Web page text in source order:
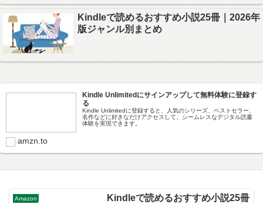
Kindleで読めるおすすめ小説25冊｜2026年
版ジャンル別まとめ
Kindle Unlimitedにサインアップして無料体験に登録す
る
Kindle Unlimitedに登録すると、人気のシリーズ、ベストセラー、
名作などに好きなだけアクセスして、シームレスなデジタル読書
体験を実現できます。
amzn.to
Amazon
Kindleで読めるおすすめ小説25冊